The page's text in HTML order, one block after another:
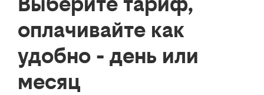
оплачивайте как
удобно - день или
месяц